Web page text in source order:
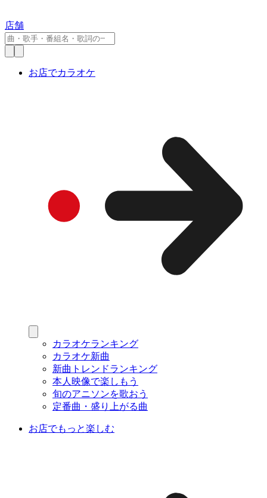
店舗
お店でカラオケ
カラオケランキング
カラオケ新曲
新曲トレンドランキング
本人映像で楽しもう
旬のアニソンを歌おう
定番曲・盛り上がる曲
お店でもっと楽しむ